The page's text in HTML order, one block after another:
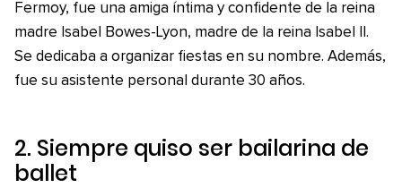
Fermoy, fue una amiga íntima y confidente de la reina
madre Isabel Bowes-Lyon, madre de la reina Isabel II.
Se dedicaba a organizar fiestas en su nombre. Además,
fue su asistente personal durante 30 años.
2. Siempre quiso ser bailarina de
ballet